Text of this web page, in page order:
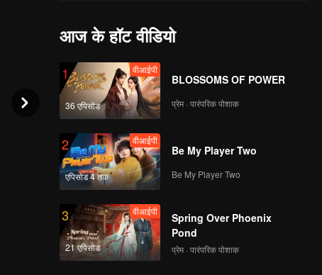
आज के हॉट वीडियो
1
36 एपिसोड
वीआईपी
BLOSSOMS OF POWER
प्रेम · पारंपरिक पोशाक
2
एपिसोड 4 तक
वीआईपी
Be My Player Two
Be My Player Two
3
21 एपिसोड
वीआईपी
Spring Over Phoenix
Pond
प्रेम · पारंपरिक पोशाक